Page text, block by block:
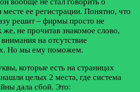
ее регистрации. Понятно, что
решит – фирмы просто не
не прочитав знакомое слово,
на отсутствие
Но мы ему поможем.
которые есть на страницах
целых 2 места, где система
дала сбой. Это: